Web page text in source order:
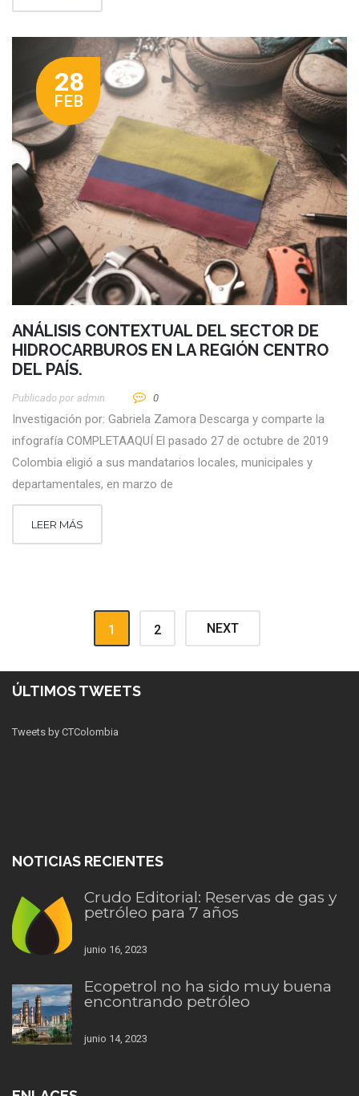
28
FEB
ANÁLISIS CONTEXTUAL DEL SECTOR DE
HIDROCARBUROS EN LA REGIÓN CENTRO
DEL PAÍS.
Publicado por Admin 0
Investigación por: Gabriela Zamora Descarga y comparte la
infografía COMPLETAAQUÍ El pasado 27 de octubre de 2019
Colombia eligió a sus mandatarios locales, municipales y
departamentales, en marzo de
LEER MÁS
1 2 NEXT
ÚLTIMOS TWEETS
Tweets by CTColombia
NOTICIAS RECIENTES
Crudo Editorial: Reservas de gas y
petróleo para 7 años
junio 16, 2023
Ecopetrol no ha sido muy buena
encontrando petróleo
junio 14, 2023